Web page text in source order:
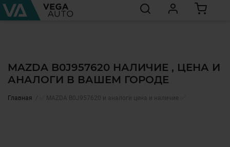
MAZDA B0J957620 НАЛИЧИЕ , ЦЕНА И
АНАЛОГИ В ВАШЕМ ГОРОДЕ
Главная ✅ MAZDA B0J957620 и аналоги цена и наличие ✅